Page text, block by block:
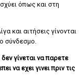
όπως και στη
και αιτήσεις γίνονται
σύνδεσμο.
γίνεται να παρετε
να εχει γινει πριν τις